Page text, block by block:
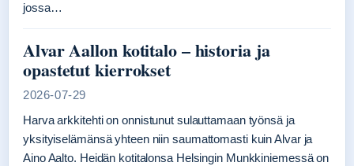
jossa…
Alvar Aallon kotitalo – historia ja
opastetut kierrokset
2026-07-29
Harva arkkitehti on onnistunut sulauttamaan työnsä ja
yksityiselämänsä yhteen niin saumattomasti kuin Alvar ja
Aino Aalto. Heidän kotitalonsa Helsingin Munkkiniemessä on